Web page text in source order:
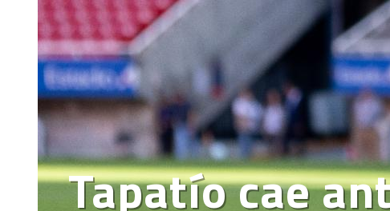
EVENTOS
DEPORTIVOS
REBAÑO
CHIVAS
TIENDA
CHIVAS
CHIVASTVTapatío cae